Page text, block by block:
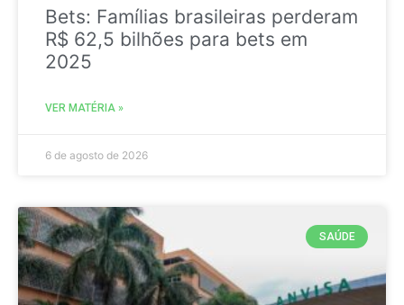
Bets: Famílias brasileiras perderam
R$ 62,5 bilhões para bets em
2025
VER MATÉRIA »
6 de agosto de 2026
SAÚDE